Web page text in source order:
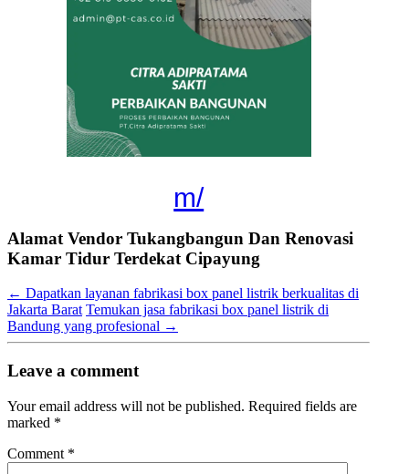
m/
Alamat Vendor Tukangbangun Dan Renovasi
Kamar Tidur Terdekat Cipayung
← Dapatkan layanan fabrikasi box panel listrik berkualitas di
Jakarta Barat Temukan jasa fabrikasi box panel listrik di
Bandung yang profesional →
Leave a comment
Your email address will not be published. Required fields are
marked *
Comment *